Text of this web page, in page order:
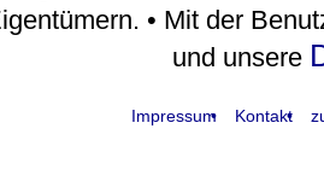
• Mit der
und unsere
Impressum Kontakt